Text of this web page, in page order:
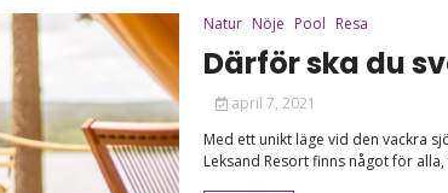
Natur Nöje Pool Resa
Därför ska du
april 7, 2021
Med ett unikt läge vid den vackra
Leksand Resort finns något för